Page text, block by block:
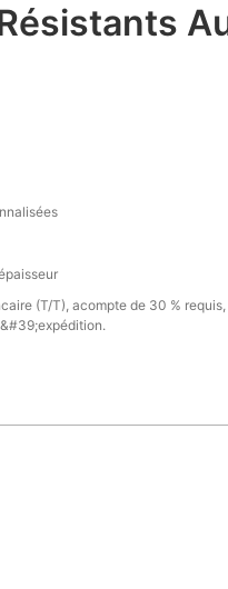
(T/T), acompte de 30 %